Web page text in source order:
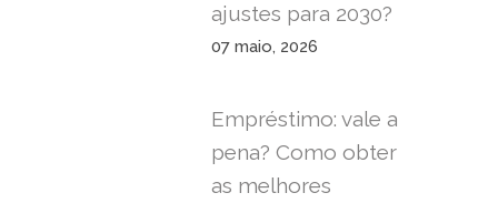
ajustes para 2030?
07 maio, 2026
Empréstimo: vale a
pena? Como obter
as melhores